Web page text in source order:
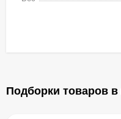
Подборки товаров в